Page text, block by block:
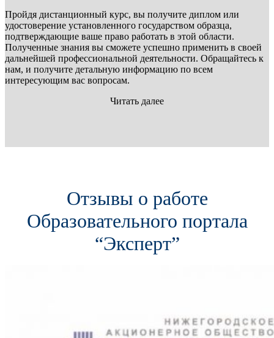
Пройдя дистанционный курс, вы получите диплом или
удостоверение установленного государством образца,
подтверждающие ваше право работать в этой области.
Полученные знания вы сможете успешно применить в своей
дальнейшей профессиональной деятельности. Обращайтесь к
нам, и получите детальную информацию по всем
интересующим вас вопросам.
Читать далее
Отзывы о работе
Образовательного портала
“Эксперт”